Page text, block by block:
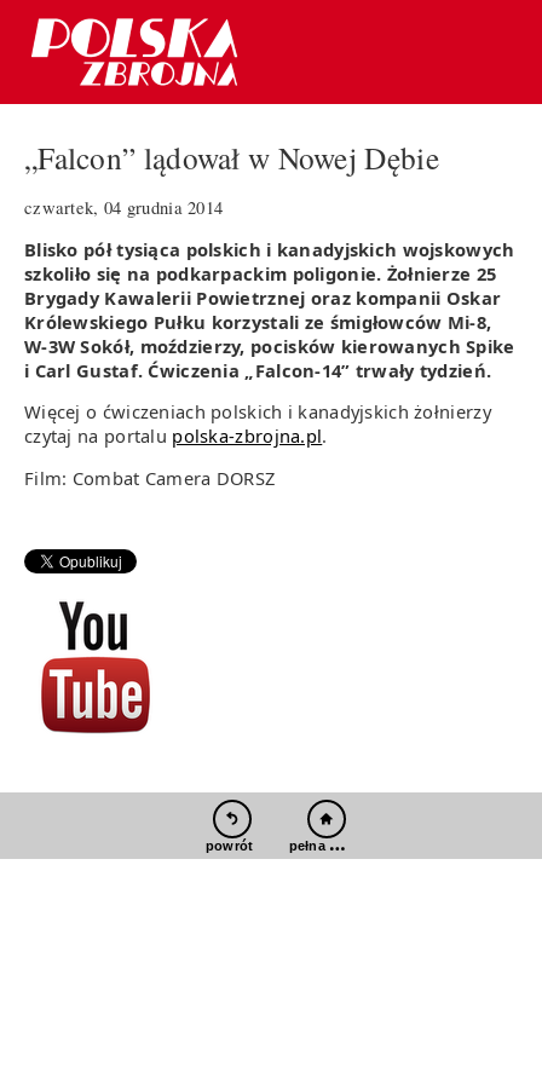
„Falcon” lądował w Nowej Dębie
czwartek, 04 grudnia 2014
Blisko pół tysiąca polskich i kanadyjskich wojskowych
szkoliło się na podkarpackim poligonie. Żołnierze 25
Brygady Kawalerii Powietrznej oraz kompanii Oskar
Królewskiego Pułku korzystali ze śmigłowców Mi-8,
W-3W Sokół, moździerzy, pocisków kierowanych Spike
i Carl Gustaf. Ćwiczenia „Falcon-14” trwały tydzień.
Więcej o ćwiczeniach polskich i kanadyjskich żołnierzy
czytaj na portalu polska-zbrojna.pl.
Film: Combat Camera DORSZ
powrót pełna wersja